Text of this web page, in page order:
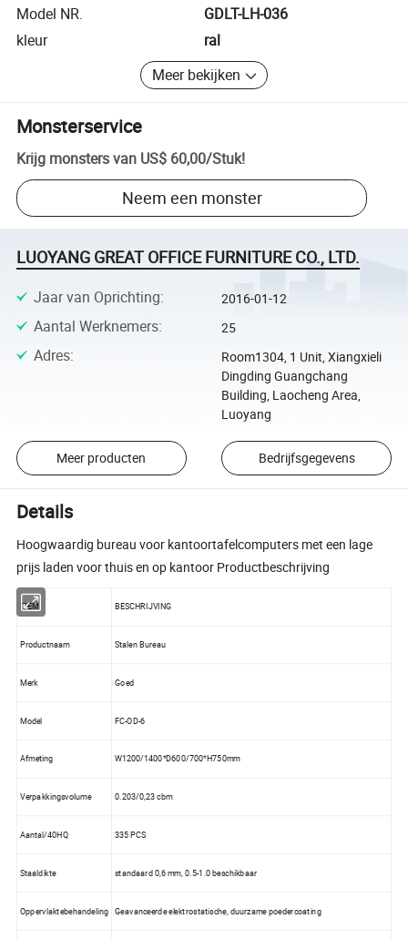
Model NR.
GDLT-LH-036
kleur
ral
Meer bekijken
Monsterservice
Krijg monsters van US$ 60,00/Stuk!
Neem een monster
LUOYANG GREAT OFFICE FURNITURE CO., LTD.
Jaar van Oprichting: 2016-01-12
Aantal Werknemers: 25
Adres:
Room1304, 1 Unit, Xiangxieli
Dingding Guangchang
Building, Laocheng Area,
Luoyang
Meer producten Bedrijfsgegevens
Details
Hoogwaardig bureau voor kantoortafelcomputers met een lage
prijs laden voor thuis en op kantoor Productbeschrijving
ITEM BESCHRIJVING
Productnaam Stalen Bureau
Merk Goed
Model FC-OD-6
Afmeting W1200/1400*D600/700*H750mm
Verpakkingsvolume 0.203/0,23 cbm
Aantal/40HQ 335 PCS
Staaldikte standaard 0,6 mm, 0.5-1.0 beschikbaar
Oppervlaktebehandeling Geavanceerde elektrostatische, duurzame poedercoating